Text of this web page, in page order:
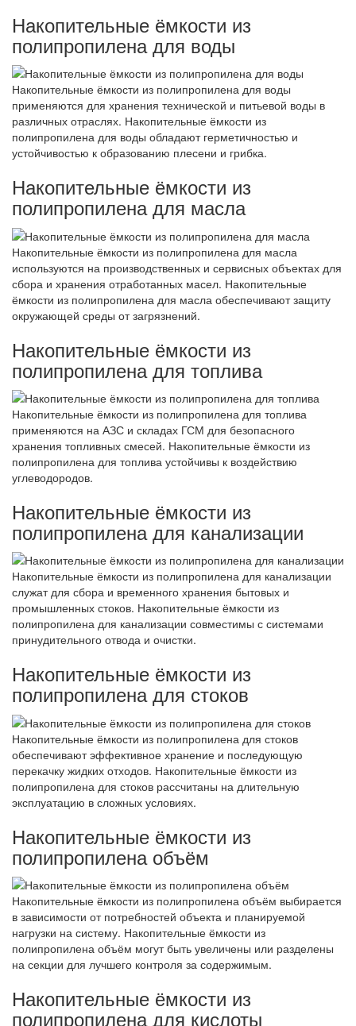
Накопительные ёмкости из
полипропилена для воды
Накопительные ёмкости из полипропилена для воды
применяются для хранения технической и питьевой воды в
различных отраслях. Накопительные ёмкости из
полипропилена для воды обладают герметичностью и
устойчивостью к образованию плесени и грибка.
Накопительные ёмкости из
полипропилена для масла
Накопительные ёмкости из полипропилена для масла
используются на производственных и сервисных объектах для
сбора и хранения отработанных масел. Накопительные
ёмкости из полипропилена для масла обеспечивают защиту
окружающей среды от загрязнений.
Накопительные ёмкости из
полипропилена для топлива
Накопительные ёмкости из полипропилена для топлива
применяются на АЗС и складах ГСМ для безопасного
хранения топливных смесей. Накопительные ёмкости из
полипропилена для топлива устойчивы к воздействию
углеводородов.
Накопительные ёмкости из
полипропилена для канализации
Накопительные ёмкости из полипропилена для канализации
служат для сбора и временного хранения бытовых и
промышленных стоков. Накопительные ёмкости из
полипропилена для канализации совместимы с системами
принудительного отвода и очистки.
Накопительные ёмкости из
полипропилена для стоков
Накопительные ёмкости из полипропилена для стоков
обеспечивают эффективное хранение и последующую
перекачку жидких отходов. Накопительные ёмкости из
полипропилена для стоков рассчитаны на длительную
эксплуатацию в сложных условиях.
Накопительные ёмкости из
полипропилена объём
Накопительные ёмкости из полипропилена объём выбирается
в зависимости от потребностей объекта и планируемой
нагрузки на систему. Накопительные ёмкости из
полипропилена объём могут быть увеличены или разделены
на секции для лучшего контроля за содержимым.
Накопительные ёмкости из
полипропилена для кислоты